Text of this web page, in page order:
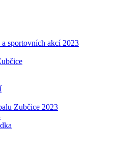
sportovních akcí 2023
Zubčice 2023